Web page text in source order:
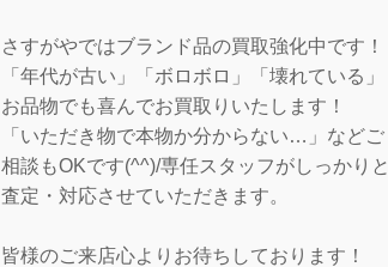
さすがやではブランド品の買取強化中です！
「年代が古い」「ボロボロ」「壊れている」
お品物でも喜んでお買取りいたします！
「いただき物で本物か分からない…」などご
相談もOKです(^^)/専任スタッフがしっかりと
査定・対応させていただきます。
皆様のご来店心よりお待ちしております！